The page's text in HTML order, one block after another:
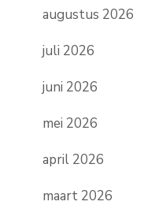
augustus 2026
juli 2026
juni 2026
mei 2026
april 2026
maart 2026